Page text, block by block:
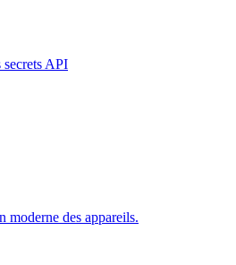
API
moderne des appareils.